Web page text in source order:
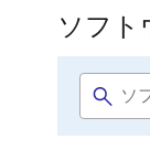
開
発
ソ
フ
ト
ソフト
Software
title